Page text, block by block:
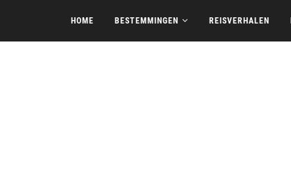
HOME BESTEMMINGEN REISVERHALEN